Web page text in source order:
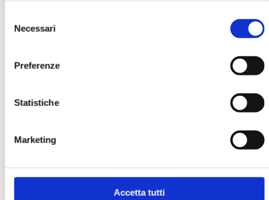
delNecessari
Preferenze
Statistiche
Marketing
Accetta tutti
MOSTRA